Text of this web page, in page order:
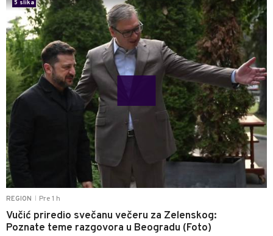
REGION Pre 1 h
Vučić priredio svečanu večeru za Zelenskog:
Poznate teme razgovora u Beogradu (Foto)
5 slika